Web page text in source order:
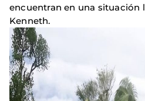
encuentran en una situación
Kenneth.